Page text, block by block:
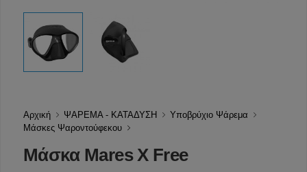
Αρχική ΨΑΡΕΜΑ - ΚΑΤΑΔΥΣΗ
Υποβρύχιο Ψάρεμα
Μάσκες Ψαροντούφεκου
Μάσκα Mares X Free